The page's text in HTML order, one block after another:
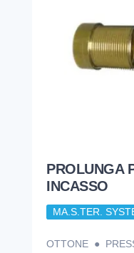
PROLUNGA
INCASSO
MA.S.TER.
OTTONE ●